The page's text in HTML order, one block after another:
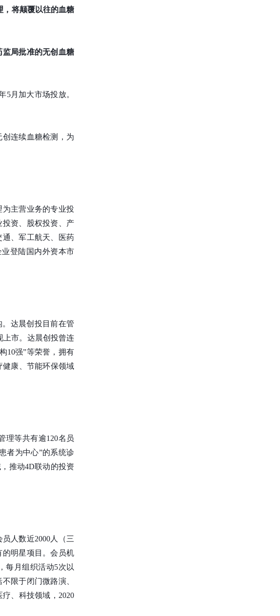
，将颠覆以往的血糖
局批准的无创血糖
5月加大市场投放。
连续血糖检测，为
主营业务的专业投
资、股权投资、产
、军工航天、医药
登陆国内外资本市
。达晨创投目前在管
上市。达晨创投曾连
10强”等荣誉，拥有
康、节能环保领域
理等共有逾120名员
者为中心”的系统诊
推动4D联动的投资
人数近2000人（三
明星项目。会员机
每月组织活动5次以
限于闭门微路演、
、科技领域，2020